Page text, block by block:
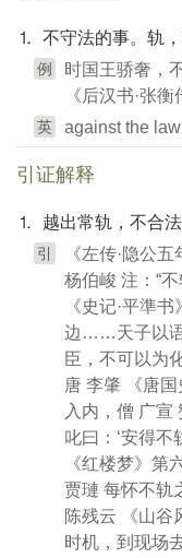
⒈ 不守法的事。轨，
例
时国王骄奢，
《后汉书·张衡
英 against the
引证解释
⒈ 越出常轨，不合法
引
《左传·隐公
杨伯峻 注：“
《史记·平準
边……天子以语
臣，不可以为
唐 李肇 《唐
入内，僧 广宣
叱曰：‘安得不
《红楼梦》第
贾璉 每怀不轨
陈残云 《山谷
时机，到现场